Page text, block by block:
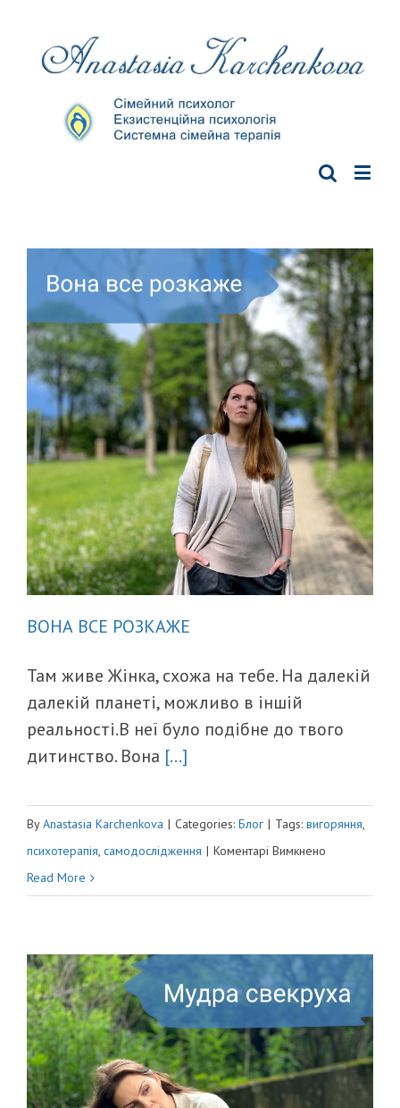
ВОНА ВСЕ РОЗКАЖЕ
Там живе Жінка, схожа на тебе. На далекій
далекій планеті, можливо в іншій
реальності.В неї було подібне до твого
дитинство. Вона [...]
ByAnastasia Karchenkova | Categories: Блог | Tags: вигоряння,
психотерапія, самодослідження | Коментарі Вимкнено
Read More